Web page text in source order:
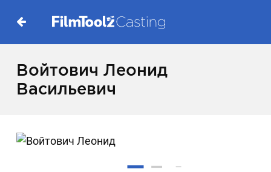
Войтович Леонид
Васильевич